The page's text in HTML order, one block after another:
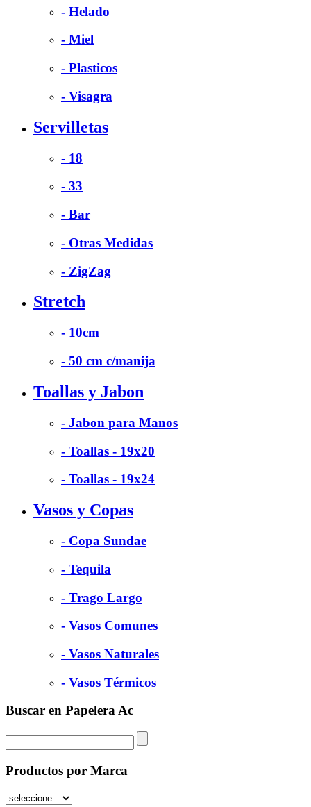
- Helado
- Miel
- Plasticos
- Visagra
Servilletas
- 18
- 33
- Bar
- Otras Medidas
- ZigZag
Stretch
- 10cm
- 50 cm c/manija
Toallas y Jabon
- Jabon para Manos
- Toallas - 19x20
- Toallas - 19x24
Vasos y Copas
- Copa Sundae
- Tequila
- Trago Largo
- Vasos Comunes
- Vasos Naturales
- Vasos Térmicos
Buscar en Papelera Ac
Productos por Marca